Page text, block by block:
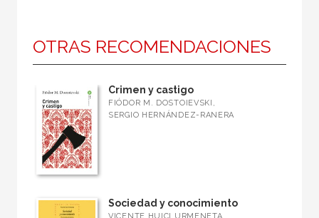
OTRAS RECOMENDACIONES
Crimen y castigo
FIÓDOR M. DOSTOIEVSKI,
SERGIO HERNÁNDEZ-RANERA
Sociedad y conocimiento